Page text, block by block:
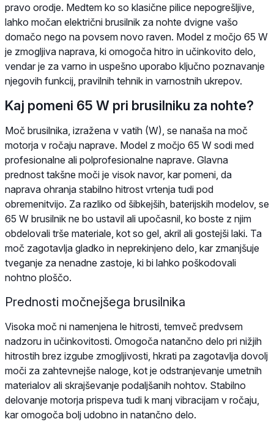
pravo orodje. Medtem ko so klasične pilice nepogrešljive,
lahko močan električni brusilnik za nohte dvigne vašo
domačo nego na povsem novo raven. Model z močjo 65 W
je zmogljiva naprava, ki omogoča hitro in učinkovito delo,
vendar je za varno in uspešno uporabo ključno poznavanje
njegovih funkcij, pravilnih tehnik in varnostnih ukrepov.
Kaj pomeni 65 W pri brusilniku za nohte?
Moč brusilnika, izražena v vatih (W), se nanaša na moč
motorja v ročaju naprave. Model z močjo 65 W sodi med
profesionalne ali polprofesionalne naprave. Glavna
prednost takšne moči je visok navor, kar pomeni, da
naprava ohranja stabilno hitrost vrtenja tudi pod
obremenitvijo. Za razliko od šibkejših, baterijskih modelov, se
65 W brusilnik ne bo ustavil ali upočasnil, ko boste z njim
obdelovali trše materiale, kot so gel, akril ali gostejši laki. Ta
moč zagotavlja gladko in neprekinjeno delo, kar zmanjšuje
tveganje za nenadne zastoje, ki bi lahko poškodovali
nohtno ploščo.
Prednosti močnejšega brusilnika
Visoka moč ni namenjena le hitrosti, temveč predvsem
nadzoru in učinkovitosti. Omogoča natančno delo pri nižjih
hitrostih brez izgube zmogljivosti, hkrati pa zagotavlja dovolj
moči za zahtevnejše naloge, kot je odstranjevanje umetnih
materialov ali skrajševanje podaljšanih nohtov. Stabilno
delovanje motorja prispeva tudi k manj vibracijam v ročaju,
kar omogoča bolj udobno in natančno delo.